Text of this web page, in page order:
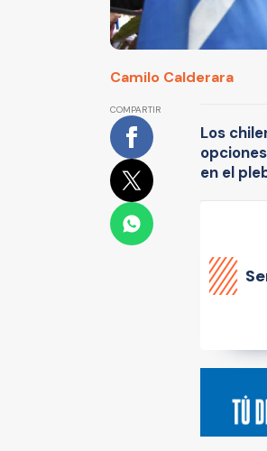
Camilo Calderara
COMPARTIR
Los
en el